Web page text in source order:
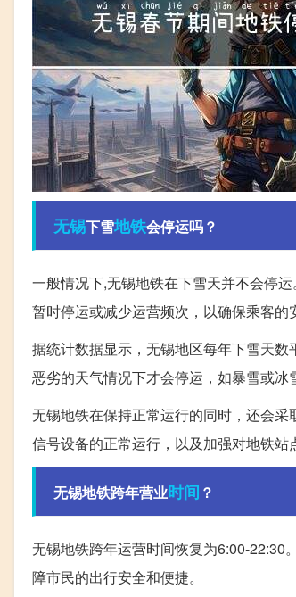
无锡下雪地铁会停运吗？
一般情况下,无锡地铁在下雪天并不会停
暂时停运或减少运营频次，以确保乘客的
据统计数据显示，无锡地区每年下雪天
恶劣的天气情况下才会停运，如暴雪或冰
无锡地铁在保持正常运行的同时，还会
信号设备的正常运行，以及加强对地铁站
无锡地铁跨年营业时间 ？
无锡地铁跨年运营时间恢复为6:00-22:30
障市民的出行安全和便捷。